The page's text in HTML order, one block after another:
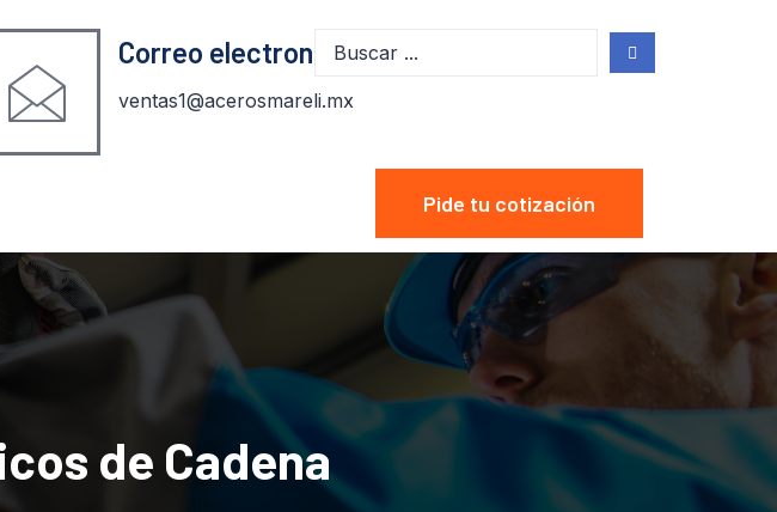
Correo electronico
ventas1@acerosmareli.mx
Pide tu cotización
de Cadena